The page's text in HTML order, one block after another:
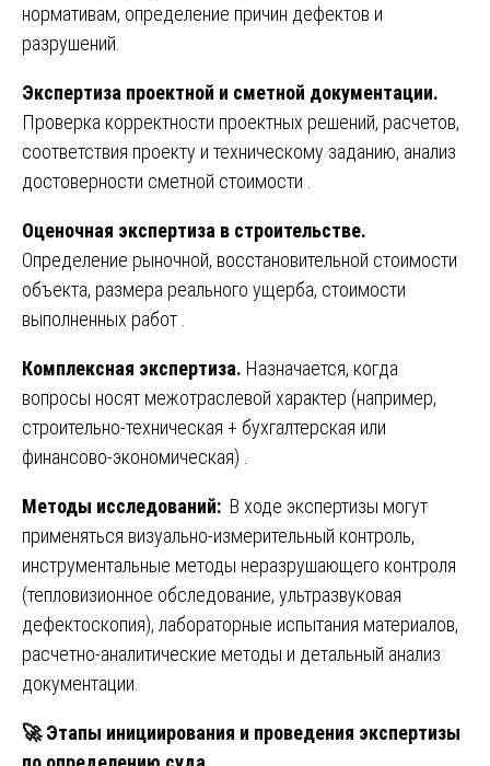
нормативам, определение причин дефектов и
разрушений.
Экспертиза проектной и сметной документации.
Проверка корректности проектных решений, расчетов,
соответствия проекту и техническому заданию, анализ
достоверности сметной стоимости .
Оценочная экспертиза в строительстве.
Определение рыночной, восстановительной стоимости
объекта, размера реального ущерба, стоимости
выполненных работ .
Комплексная экспертиза. Назначается, когда
вопросы носят межотраслевой характер (например,
строительно-техническая + бухгалтерская или
финансово-экономическая) .
Методы исследований: В ходе экспертизы могут
применяться визуально-измерительный контроль,
инструментальные методы неразрушающего контроля
(тепловизионное обследование, ультразвуковая
дефектоскопия), лабораторные испытания материалов,
расчетно-аналитические методы и детальный анализ
документации.
🚀Этапы инициирования и проведения экспертизы